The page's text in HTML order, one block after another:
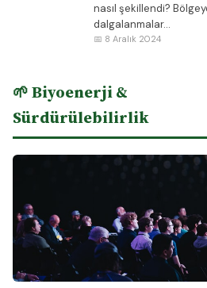
nasıl şekillendi?
dalgalanmalar...
📅 8 Aralık 2024
🌱 Biyoenerji &
Sürdürülebilirlik